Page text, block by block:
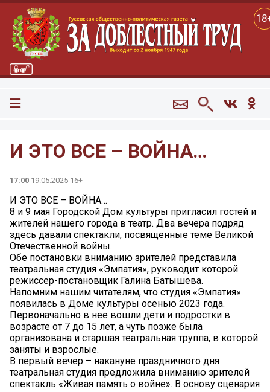
И ЭТО ВСЕ – ВОЙНА…
17:00 19.05.2025 16+
И ЭТО ВСЕ – ВОЙНА…
8 и 9 мая Городской Дом культуры пригласил гостей и
жителей нашего города в театр. Два вечера подряд
здесь давали спектакли, посвященные теме Великой
Отечественной войны.
Обе постановки вниманию зрителей представила
театральная студия «Эмпатия», руководит которой
режиссер-постановщик Галина Батышева.
Напомним нашим читателям, что студия «Эмпатия»
появилась в Доме культуры осенью 2023 года.
Первоначально в нее вошли дети и подростки в
возрасте от 7 до 15 лет, а чуть позже была
организована и старшая театральная труппа, в которой
заняты и взрослые.
В первый вечер – накануне праздничного дня
театральная студия предложила вниманию зрителей
спектакль «Живая память о войне». В основу сценария